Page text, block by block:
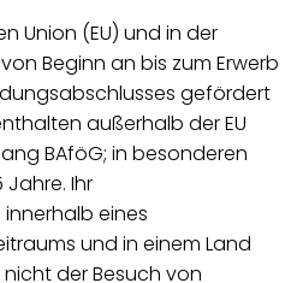
Union (EU) und in der
Beginn an bis zum Erwerb
gefördert
außerhalb der EU
BAföG; in besonderen
Jahre. Ihr
eines
und in einem Land
der Besuch von